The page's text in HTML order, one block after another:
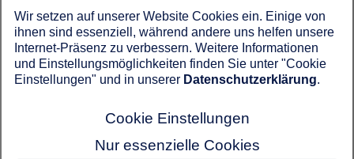
Musterhaus Hannover Hausnummer 16
Musterhaus Hannover Hausnummer 14
Wir setzen auf unserer Website Cookies ein. Einige von
ihnen sind essenziell, während andere uns helfen unsere
Internet-Präsenz zu verbessern. Weitere Informationen
und Einstellungsmöglichkeiten finden Sie unter "Cookie
Einstellungen" und in unserer Datenschutzerklärung.
Cookie Einstellungen
Nur essenzielle Cookies